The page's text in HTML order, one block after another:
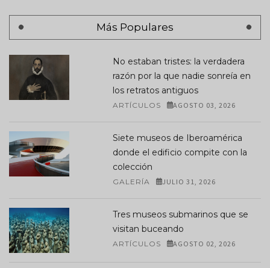
Más Populares
No estaban tristes: la verdadera
razón por la que nadie sonreía en
los retratos antiguos
ARTÍCULOS AGOSTO 03, 2026
Siete museos de Iberoamérica
donde el edificio compite con la
colección
GALERÍA JULIO 31, 2026
Tres museos submarinos que se
visitan buceando
ARTÍCULOS AGOSTO 02, 2026